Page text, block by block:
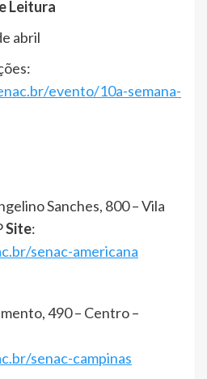
Leitura
abril
evento/10a-semana-
Sanches, 800 – Vila
Site:
senac-americana
490 – Centro –
senac-campinas